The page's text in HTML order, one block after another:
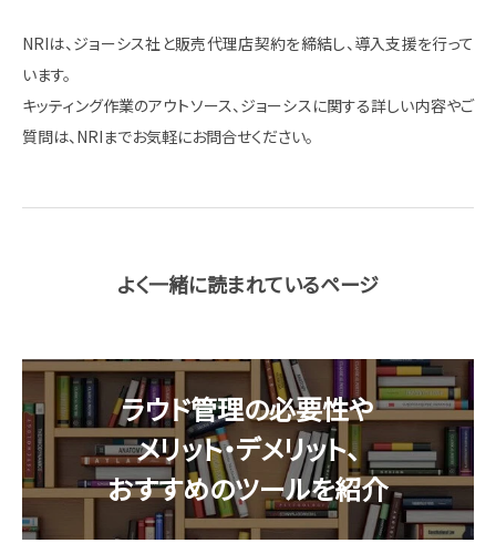
NRIは、ジョーシス社と販売代理店契約を締結し、導入支援を行って
います。
キッティング作業のアウトソース、ジョーシスに関する詳しい内容やご
質問は、​NRIまでお気軽にお問合せください。
よく一緒に読まれているページ
ラウド管理の必要性や
メリット・デメリット、
おすすめのツールを紹介